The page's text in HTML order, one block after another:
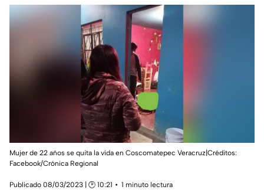
Mujer de 22 años se quita la vida en Coscomatepec Veracruz|Créditos:
Facebook/Crónica Regional
Publicado 08/03/2023 | 🕑 10:21
1 minuto lectura